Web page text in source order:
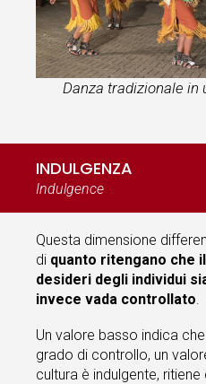
Danza tradizionale in
INDULGENZA
Indulgence
Questa dimensione
di quanto ritengano che
desideri degli individui
invece vada controllato
Un valore basso indica
grado di controllo, un
cultura è indulgente,